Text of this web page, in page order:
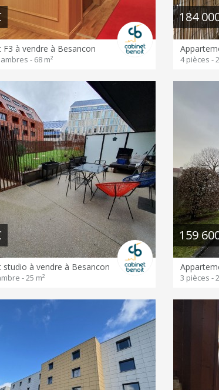
à vendre à Besancon
- 68 m²
184
4 pièces -
à vendre à Besancon
- 25 m²
159
3 pièces -